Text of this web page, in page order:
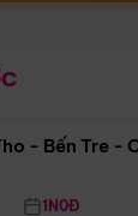
- Bến Tre -
1N0Đ